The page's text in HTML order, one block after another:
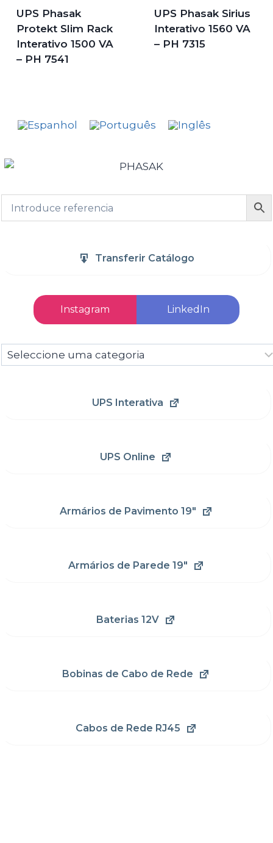
UPS Phasak
Protekt Slim Rack
Interativo 1500 VA
– PH 7541
UPS Phasak Sirius
Interativo 1560 VA
– PH 7315
Transferir Catálogo
Instagram LinkedIn
Seleccione
uma
UPS Interativa
UPS Online
Armários de Pavimento 19"
Armários de Parede 19"
Baterias 12V
Bobinas de Cabo de Rede
Cabos de Rede RJ45